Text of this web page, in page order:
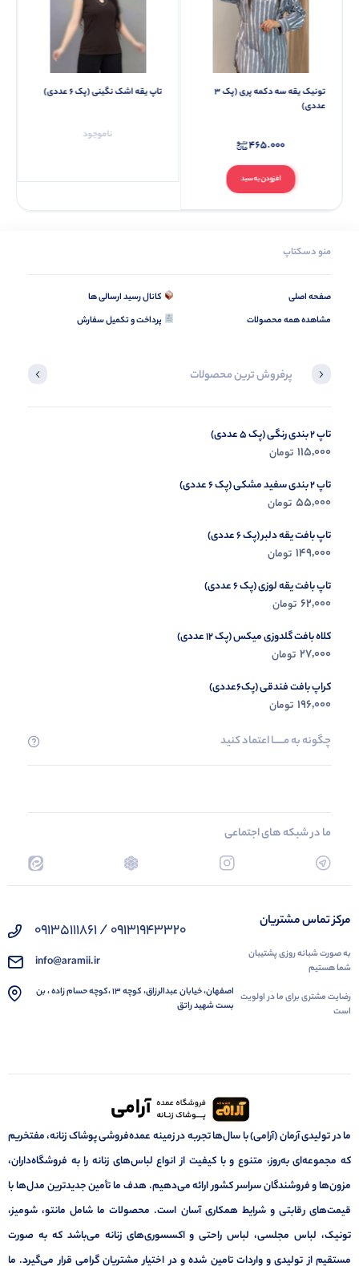
تونیک یقه سه دکمه پری (پک 3
عددی)
افزودن به سبد
465.000
تاپ یقه اشک نگینی (پک 6 عددی)
ناموجود
منو دسکتاپ
صفحه اصلی
مشاهده همه محصولات
کانال رسید ارسالی ها
پرداخت و تکمیل سفارش
پرفروش ترین محصولات
تاپ 2 بندی رنگی (پک 5 عددی)
115,000 تومان
تاپ 2 بندی سفید مشکی (پک 6 عددی)
55,000 تومان
تاپ بافت یقه دلبر (پک 6 عددی)
149,000 تومان
تاپ بافت یقه لوزی (پک 6 عددی)
62,000 تومان
کلاه بافت گلدوزی میکس (پک 12 عددی)
27,000 تومان
کراپ بافت فندقی (پک6عددی)
196,000 تومان
کراپ باکسی چاپ میکس (پک 4 عددی)
335,000 تومان
چگونه به مــــــا اعتماد کنید
ما در شبکه های اجتماعی
مرکز تماس مشتریان
به صورت شبانه روزی پشتیبان
شما هستیم
رضایت مشتری برای ما در اولویت
است
09131943320 / 09135111861
info@aramii.ir
اصفهان، خیابان عبدالرزاق، کوچه 13 ،کوچه حسام زاده ، بن
بست شهید راتق
ما در تولیدی آرمان (آرامی) با سال‌ها تجربه در زمینه عمده‌فروشی پوشاک زنانه، مفتخریم
که مجموعه‌ای به‌روز، متنوع و با کیفیت از انواع لباس‌های زنانه را به فروشگاه‌داران،
مزون‌ها و فروشندگان سراسر کشور ارائه می‌دهیم. هدف ما تأمین جدیدترین مدل‌ها با
قیمت‌های رقابتی و شرایط همکاری آسان است. محصولات ما شامل مانتو، شومیز،
تونیک، لباس مجلسی، لباس راحتی و اکسسوری‌های زنانه می‌باشد که به صورت
مستقیم از تولیدی و واردات تامین شده و در اختیار مشتریان گرامی قرار می‌گیرد. ما